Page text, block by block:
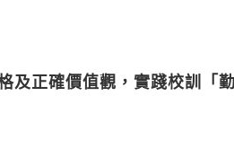
及正確價值觀，實踐校訓「